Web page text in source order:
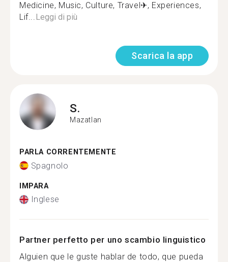
Medicine, Music, Culture, Travel✈, Experiences,
Lif...Leggi di più
Scarica la app
S.
Mazatlan
PARLA CORRENTEMENTE
Spagnolo
IMPARA
Inglese
Partner perfetto per uno scambio linguistico
Alguien que le guste hablar de todo, que pueda